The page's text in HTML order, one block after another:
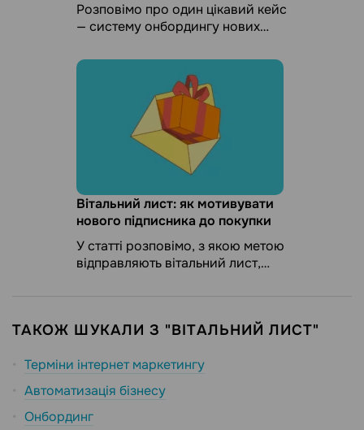
Розповімо про один цікавий кейс
— систему онбордингу нових
реалізувало агентство email
маркетингу Handbox.
Вітальний лист: як мотивувати
нового підписника до покупки
У статті розповімо, з якою метою
відправляють вітальний лист,
ТАКОЖ ШУКАЛИ З "ВІТАЛЬНИЙ ЛИСТ"
Терміни інтернет маркетингу
Автоматизація бізнесу
Онбординг